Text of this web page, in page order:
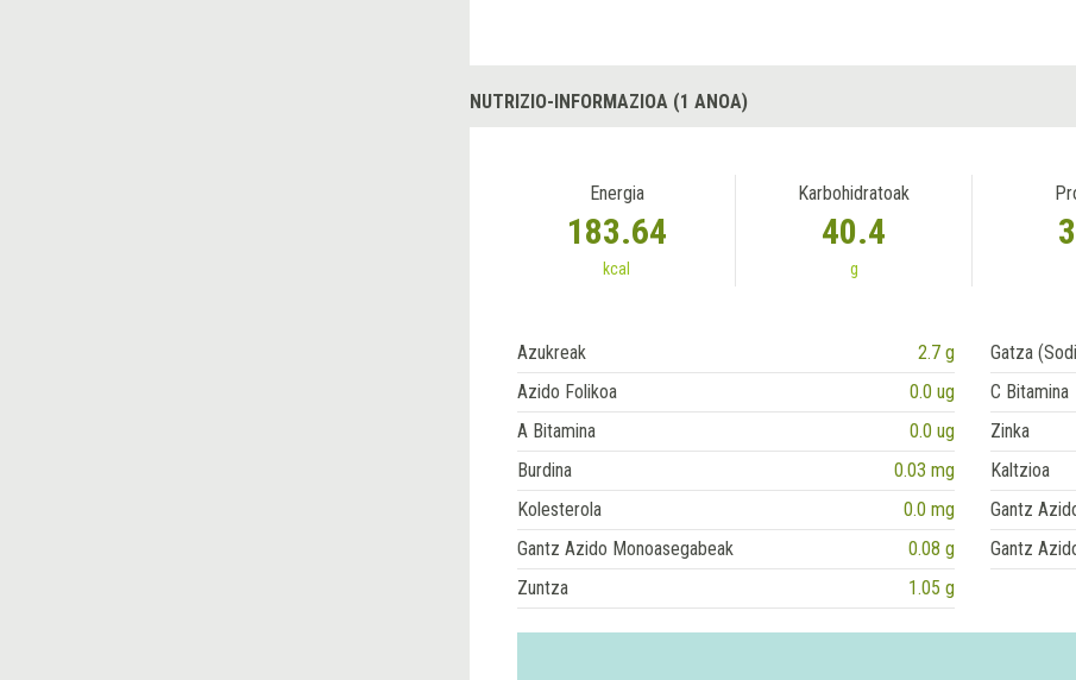
NUTRIZIO-INFORMAZIOA (1 ANOA)
Energia
183.64
kcal
Karbohidratoak
40.4
g
Azukreak 2.7 g Gatza
Azido Folikoa
0.0 ug C Bitamina
A Bitamina
0.0 ug Zinka
Burdina
0.03 mg Kaltzioa
Kolesterola
0.0 mg Gantz
Gantz Azido Monoasegabeak
0.08 g Gantz
Zuntza
1.05 g